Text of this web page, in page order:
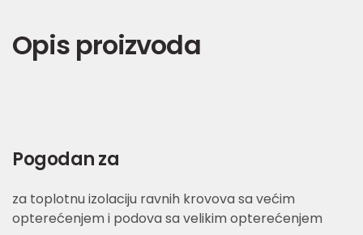
Opis proizvoda
Pogodan za
za toplotnu izolaciju ravnih krovova sa većim
opterećenjem i podova sa velikim opterećenjem